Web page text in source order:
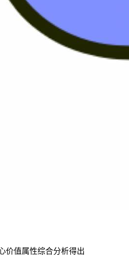
价值属性综合分析得出